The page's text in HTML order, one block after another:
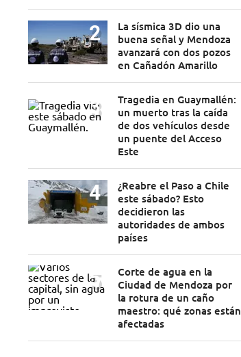
La sísmica 3D dio una
buena señal y Mendoza
avanzará con dos pozos
en Cañadón Amarillo
Tragedia en Guaymallén:
un muerto tras la caída
de dos vehículos desde
un puente del Acceso
Este
¿Reabre el Paso a Chile
este sábado? Esto
decidieron las
autoridades de ambos
países
Corte de agua en la
Ciudad de Mendoza por
la rotura de un caño
maestro: qué zonas están
afectadas